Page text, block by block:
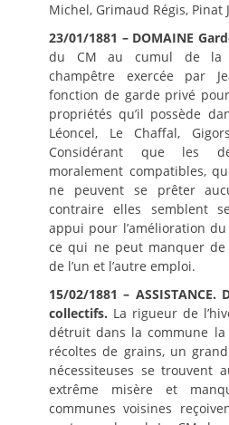
Michel, Grimaud Régis, Pinat
23/01/1881 – DOMAINE
du CM au cumul de la
champêtre exercée par
fonction de garde privé
propriétés qu’il possède
Léoncel, Le Chaffal,
Considérant que les
moralement compatibles,
ne peuvent se prêter
contraire elles semblent
appui pour l’amélioration
ce qui ne peut manquer de
de l’un et l’autre emploi.
15/02/1881 –
collectifs. La rigueur de
détruit dans la commune
récoltes de grains, un
nécessiteuses se trouvent
extrême misère et
communes voisines